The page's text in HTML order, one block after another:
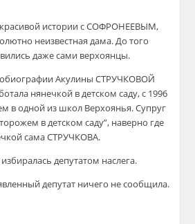
истории с СОФРОНЕЕВЫМ,
неизвестная дама. До того
даже сами верхоянцы.
Акулины СТРУЧКОВОЙ
нянечкой в детском саду, с 1996
в одной из школ Верхоянья. Супруг
в детском саду”, наверно где
сама СТРУЧКОВА.
депутатом наслега.
депутат ничего не сообщила.